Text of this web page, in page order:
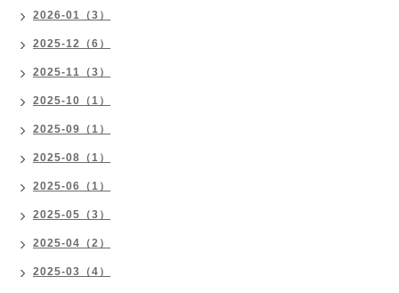
2026-01（3）
2025-12（6）
2025-11（3）
2025-10（1）
2025-09（1）
2025-08（1）
2025-06（1）
2025-05（3）
2025-04（2）
2025-03（4）